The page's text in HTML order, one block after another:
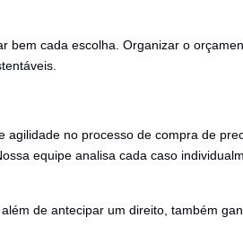
bem cada escolha. Organizar o
agilidade no processo de compra de
equipe analisa cada caso
além de antecipar um direito, também